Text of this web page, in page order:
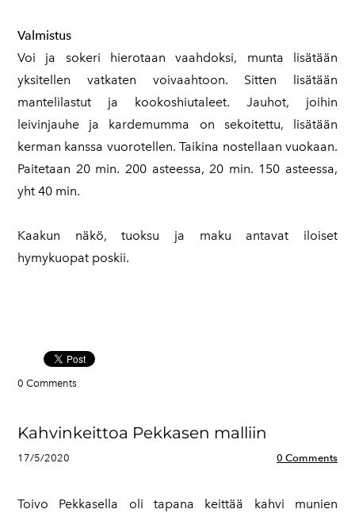
Valmistus
Voi ja sokeri hierotaan vaahdoksi, munta lisätään
yksitellen vatkaten voivaahtoon. Sitten lisätään
mantelilastut ja kookoshiutaleet. Jauhot, joihin
leivinjauhe ja kardemumma on sekoitettu, lisätään
kerman kanssa vuorotellen. Taikina nostellaan vuokaan.
Paitetaan 20 min. 200 asteessa, 20 min. 150 asteessa,
yht 40 min.
Kaakun näkö, tuoksu ja maku antavat iloiset
hymykuopat poskii.
0 Comments
Kahvinkeittoa Pekkasen malliin
17/5/2020 0 Comments
Toivo Pekkasella oli tapana keittää kahvi munien